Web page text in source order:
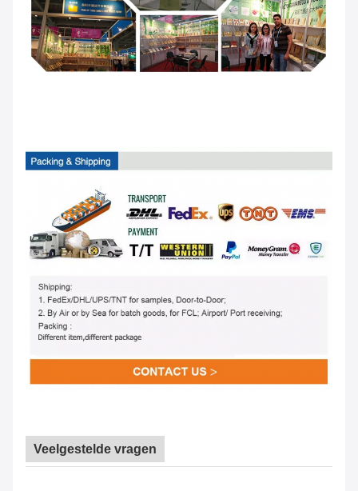
Veelgestelde vragen